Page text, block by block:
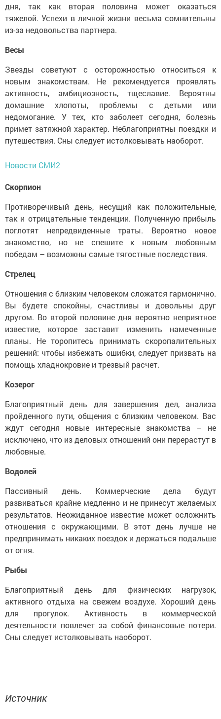
дня, так как вторая половина может оказаться
тяжелой. Успехи в личной жизни весьма сомнительны
из-за недовольства партнера.
Весы
Звезды советуют с осторожностью относиться к
новым знакомствам. Не рекомендуется проявлять
активность, амбициозность, тщеславие. Вероятны
домашние хлопоты, проблемы с детьми или
недомогание. У тех, кто заболеет сегодня, болезнь
примет затяжной характер. Неблагоприятны поездки и
путешествия. Сны следует истолковывать наоборот.
Новости СМИ2
Скорпион
Противоречивый день, несущий как положительные,
так и отрицательные тенденции. Полученную прибыль
поглотят непредвиденные траты. Вероятно новое
знакомство, но не спешите к новым любовным
победам – возможны самые тягостные последствия.
Стрелец
Отношения с близким человеком сложатся гармонично.
Вы будете спокойны, счастливы и довольны друг
другом. Во второй половине дня вероятно неприятное
известие, которое заставит изменить намеченные
планы. Не торопитесь принимать скоропалительных
решений: чтобы избежать ошибки, следует призвать на
помощь хладнокровие и трезвый расчет.
Козерог
Благоприятный день для завершения дел, анализа
пройденного пути, общения с близким человеком. Вас
ждут сегодня новые интересные знакомства – не
исключено, что из деловых отношений они перерастут в
любовные.
Водолей
Пассивный день. Коммерческие дела будут
развиваться крайне медленно и не принесут желаемых
результатов. Неожиданное известие может осложнить
отношения с окружающими. В этот день лучше не
предпринимать никаких поездок и держаться подальше
от огня.
Рыбы
Благоприятный день для физических нагрузок,
активного отдыха на свежем воздухе. Хороший день
для прогулок. Активность в коммерческой
деятельности повлечет за собой финансовые потери.
Сны следует истолковывать наоборот.
Источник